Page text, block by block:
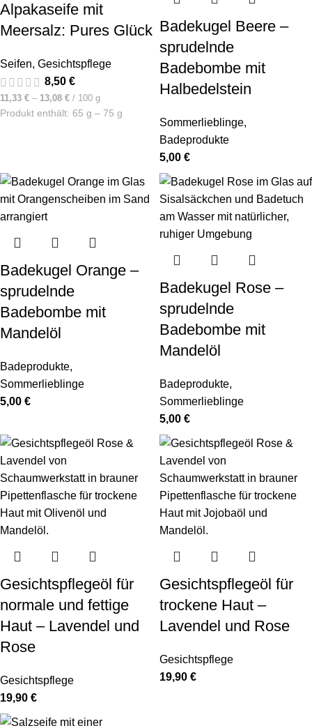
Alpakaseife mit
Meersalz: Pures Glück
Seifen, Gesichtspflege
8,50 €
11,33 € – 13,08 € / 100 g
Produkt enthält: 65 g – 75 g
Badekugel Beere –
sprudelnde
Badebombe mit
Halbedelstein
Sommerlieblinge,
Badeprodukte
5,00 €
Badekugel Orange –
sprudelnde
Badebombe mit
Mandelöl
Badeprodukte,
Sommerlieblinge
5,00 €
Badekugel Rose –
sprudelnde
Badebombe mit
Mandelöl
Badeprodukte,
Sommerlieblinge
5,00 €
Gesichtspflegeöl für
normale und fettige
Haut – Lavendel und
Rose
Gesichtspflege
19,90 €
Gesichtspflegeöl für
trockene Haut –
Lavendel und Rose
Gesichtspflege
19,90 €